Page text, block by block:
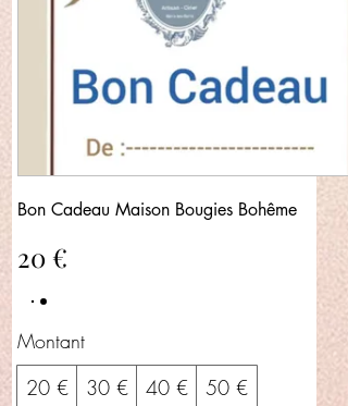
Bon Cadeau Maison Bougies Bohême
20 €
Montant
20 €
30 € 40 €
50 €